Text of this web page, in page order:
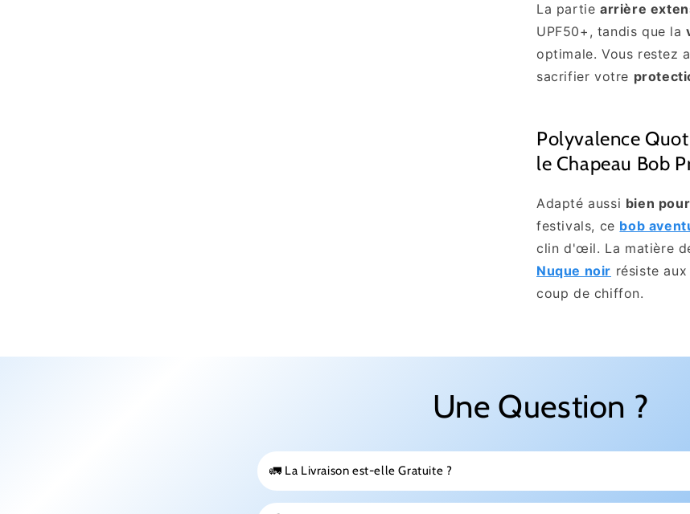
La partie arrière
UPF50+, tandis que la
optimale. Vous restez
sacrifier votre
Polyvalence
le Chapeau Bob
Adapté aussi bien
festivals, ce bob
clin d'œil. La matière
Nuque noir résiste aux
coup de chiffon.
Une Question ?
🚛 La Livraison est-elle Gratuite ?